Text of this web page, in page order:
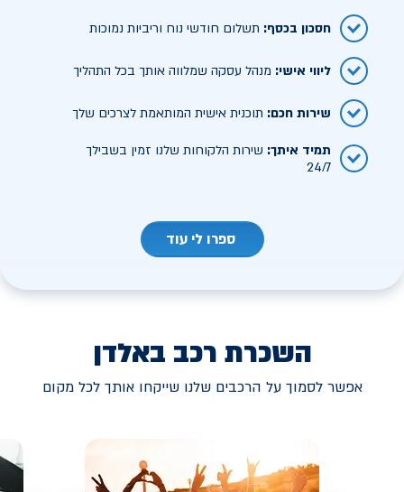
חסכון בכסף: תשלום חודשי נוח וריביות נמוכות
ליווי אישי: מנהל עסקה שמלווה אותך בכל התהליך
שירות חכם: תוכנית אישית המותאמת לצרכים שלך
תמיד איתך: שירות הלקוחות שלנו זמין בשבילך
24/7
ספרו לי עוד
השכרת רכב באלדן
אפשר לסמוך על הרכבים שלנו שייקחו אותך לכל מקום